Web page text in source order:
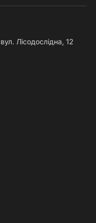
Лісодослідна, 12